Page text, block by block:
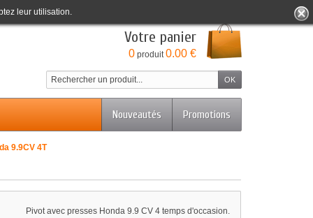
Bienvenue
Votre panier
0 produit0.00 €
Promotions
Nouveautés
leur utilisation.
9.9CV 4T
Pivot avec presses Honda 9.9 CV 4 temps d'occasion.